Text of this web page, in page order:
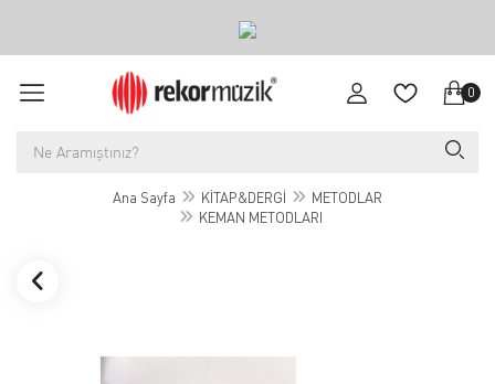
0
Ana Sayfa KİTAP&DERGİ
METODLAR
KEMAN METODLARI